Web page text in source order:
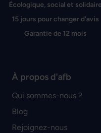
Écologique, social et solidaire
15 jours pour changer d'avis
Garantie de 12 mois
À propos d'afb
Qui sommes-nous ?
Blog
Rejoignez-nous